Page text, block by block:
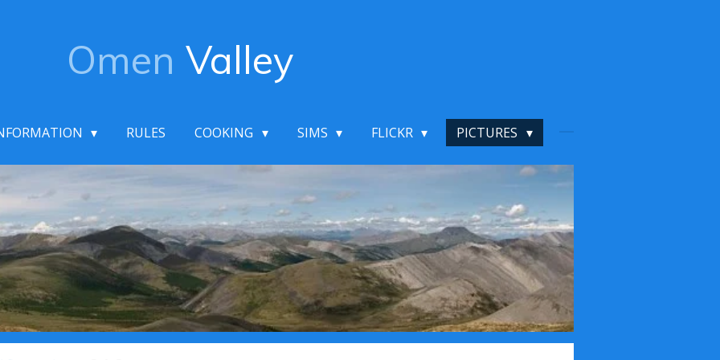
Omen Valley
RULES COOKING SIMS FLICKR PICTURES